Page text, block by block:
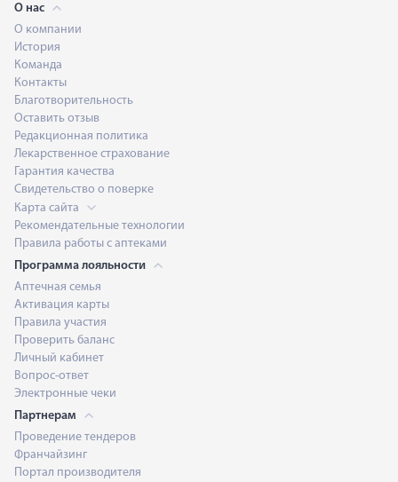
О нас
О компании
История
Команда
Контакты
Благотворительность
Оставить отзыв
Редакционная политика
Лекарственное страхование
Гарантия качества
Свидетельство о поверке
Карта сайта
Рекомендательные технологии
Правила работы с аптеками
Программа лояльности
Аптечная семья
Активация карты
Правила участия
Проверить баланс
Личный кабинет
Вопрос-ответ
Электронные чеки
Партнерам
Проведение тендеров
Франчайзинг
Портал производителя